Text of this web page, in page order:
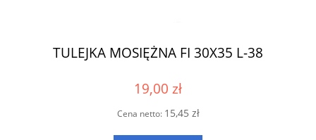
TULEJKA MOSIĘŻNA FI 30X35 L-38
19,00 zł
Cena netto: 15,45 zł